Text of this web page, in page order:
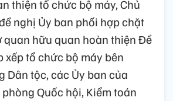
thiện tổ chức bộ máy, Chủ
nghị Ủy ban phối hợp chặt
quan hữu quan hoàn thiện Đề
xếp tổ chức bộ máy bên
Dân tộc, các Ủy ban của
Quốc hội, Kiểm toán